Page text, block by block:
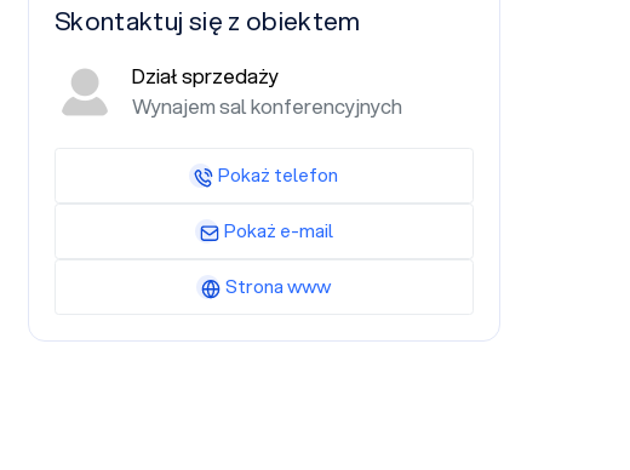
Skontaktuj się z obiektem
Dział sprzedaży
Wynajem sal konferencyjnych
Pokaż telefon
Pokaż e-mail
Strona www